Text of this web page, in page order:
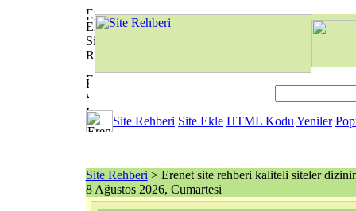
Site Rehberi Site Ekle HTML Kodu Yeniler
Site Rehberi > Erenet site rehberi kaliteli siteler
8 Ağustos 2026, Cumartesi